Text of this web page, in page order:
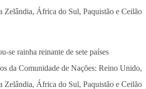
se rainha reinante de sete países
da Comunidade de Nações: Reino Unido,
Zelândia, África do Sul, Paquistão e Ceilão